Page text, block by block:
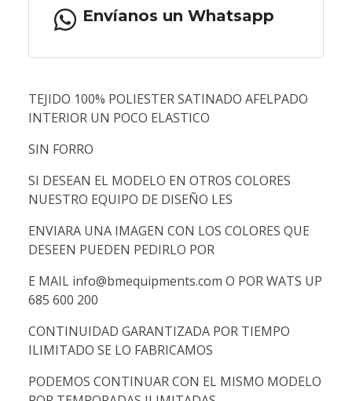
Envíanos un Whatsapp
TEJIDO 100% POLIESTER SATINADO AFELPADO
INTERIOR UN POCO ELASTICO
SIN FORRO
SI DESEAN EL MODELO EN OTROS COLORES
NUESTRO EQUIPO DE DISEÑO LES
ENVIARA UNA IMAGEN CON LOS COLORES QUE
DESEEN PUEDEN PEDIRLO POR
E MAIL info@bmequipments.com O POR WATS UP
685 600 200
CONTINUIDAD GARANTIZADA POR TIEMPO
ILIMITADO SE LO FABRICAMOS
PODEMOS CONTINUAR CON EL MISMO MODELO